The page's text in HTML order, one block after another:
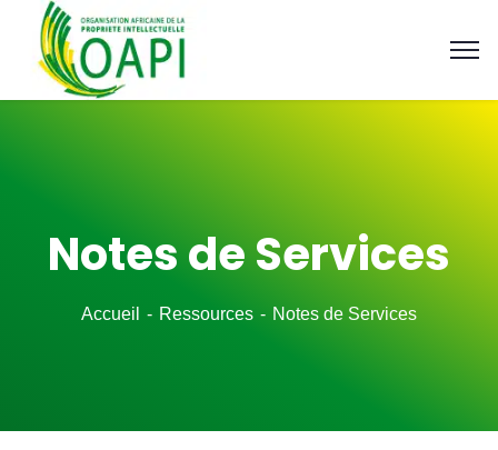
Notes de Services
Accueil Ressources Notes de Services